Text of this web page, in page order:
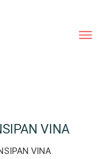
VINA
VINA